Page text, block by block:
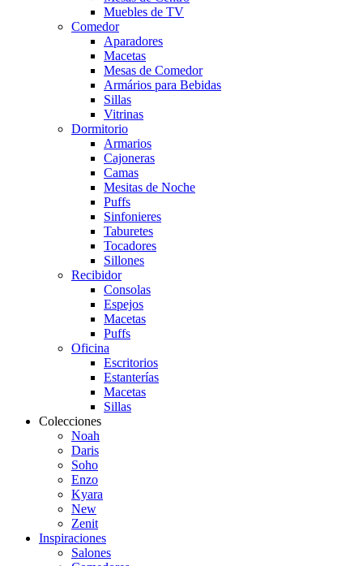
Muebles de TV
Comedor
Aparadores
Macetas
Mesas de Comedor
Armários para Bebidas
Sillas
Vitrinas
Dormitorio
Armarios
Cajoneras
Camas
Mesitas de Noche
Puffs
Sinfonieres
Taburetes
Tocadores
Sillones
Recibidor
Consolas
Espejos
Macetas
Puffs
Oficina
Escritorios
Estanterías
Macetas
Sillas
Colecciones
Noah
Daris
Soho
Enzo
Kyara
New
Zenit
Inspiraciones
Salones